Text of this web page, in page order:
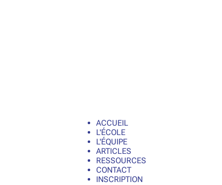
ACCUEIL
L'ÉCOLE
L'ÉQUIPE
ARTICLES
RESSOURCES
CONTACT
INSCRIPTION